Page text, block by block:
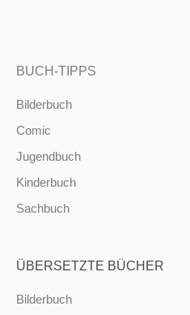
BUCH-TIPPS
Bilderbuch
Comic
Jugendbuch
Kinderbuch
Sachbuch
ÜBERSETZTE BÜCHER
Bilderbuch